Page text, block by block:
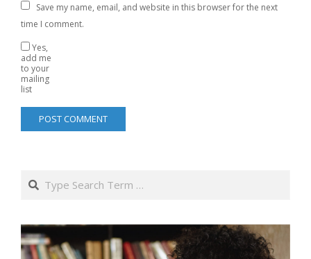
Save my name, email, and website in this browser for the next
time I comment.
Yes,
add me
to your
mailing
list
Search